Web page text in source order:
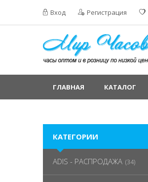
Вход Регистрация
ГЛАВНАЯ КАТАЛОГ
КАТЕГОРИИ
ADIS - РАСПРОДАЖА (34)